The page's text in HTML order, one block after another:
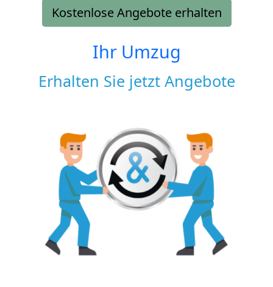
Kostenlose Angebote erhalten
Ihr Umzug
Erhalten Sie jetzt Angebote